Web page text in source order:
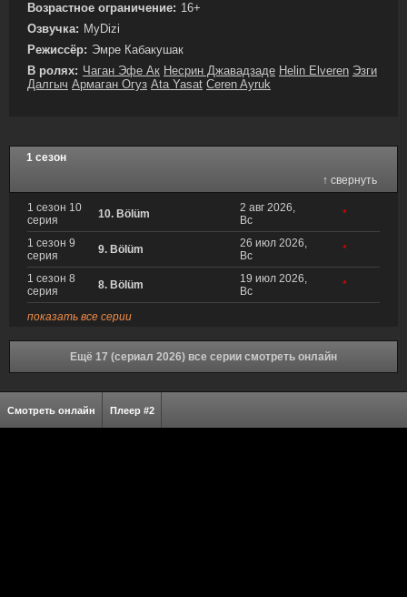
Возрастное ограничение: 16+
Озвучка: MyDizi
Режиссёр: Эмре Кабакушак
В ролях: Чаган Эфе Ак Несрин Джавадзаде Helin Elveren Эзги
Далгыч Армаган Огуз Ata Yasat Ceren Ayruk
1 сезон
↑ свернуть
1 сезон 10
серия
10. Bölüm
2 авг 2026,
Вс
*
1 сезон 9
серия
9. Bölüm
26 июл 2026,
Вс
*
1 сезон 8
серия
8. Bölüm
19 июл 2026,
Вс
*
показать все серии
Ещё 17 (сериал 2026) все серии смотреть онлайн
Смотреть онлайн Плеер #2